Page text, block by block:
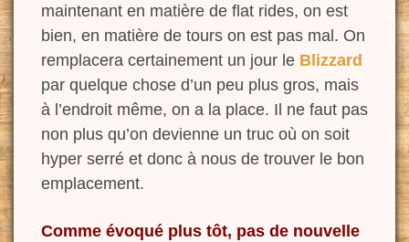
maintenant en matière de flat rides, on est
bien, en matière de tours on est pas mal. On
remplacera certainement un jour le Blizzard
par quelque chose d’un peu plus gros, mais
à l’endroit même, on a la place. Il ne faut pas
non plus qu’on devienne un truc où on soit
hyper serré et donc à nous de trouver le bon
emplacement.
Comme évoqué plus tôt, pas de nouvelle